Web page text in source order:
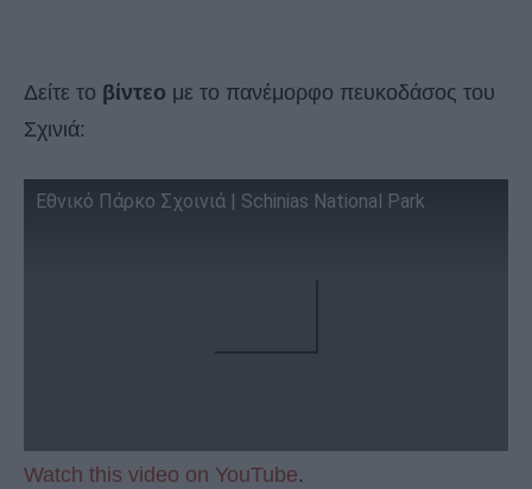
Δείτε το βίντεο με το πανέμορφο πευκοδάσος του
Σχινιά:
Εθνικό Πάρκο Σχοινιά | Schinias National Park
Watch this video on YouTube.